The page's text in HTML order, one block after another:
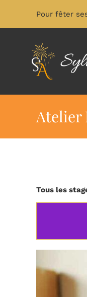
contenu
Pour fêter
Atelier
Tous les